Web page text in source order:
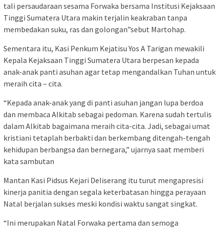
tali persaudaraan sesama Forwaka bersama Institusi Kejaksaan
Tinggi Sumatera Utara makin terjalin keakraban tanpa
membedakan suku, ras dan golongan”sebut Martohap.
Sementara itu, Kasi Penkum Kejatisu Yos A Tarigan mewakili
Kepala Kejaksaan Tinggi Sumatera Utara berpesan kepada
anak-anak panti asuhan agar tetap mengandalkan Tuhan untuk
meraih cita – cita.
“Kepada anak-anak yang di panti asuhan jangan lupa berdoa
dan membaca Alkitab sebagai pedoman. Karena sudah tertulis
dalam Alkitab bagaimana meraih cita-cita. Jadi, sebagai umat
kristiani tetaplah berbakti dan berkembang ditengah-tengah
kehidupan berbangsa dan bernegara,” ujarnya saat memberi
kata sambutan
Mantan Kasi Pidsus Kejari Deliserang itu turut mengapresisi
kinerja panitia dengan segala keterbatasan hingga perayaan
Natal berjalan sukses meski kondisi waktu sangat singkat.
“Ini merupakan Natal Forwaka pertama dan semoga